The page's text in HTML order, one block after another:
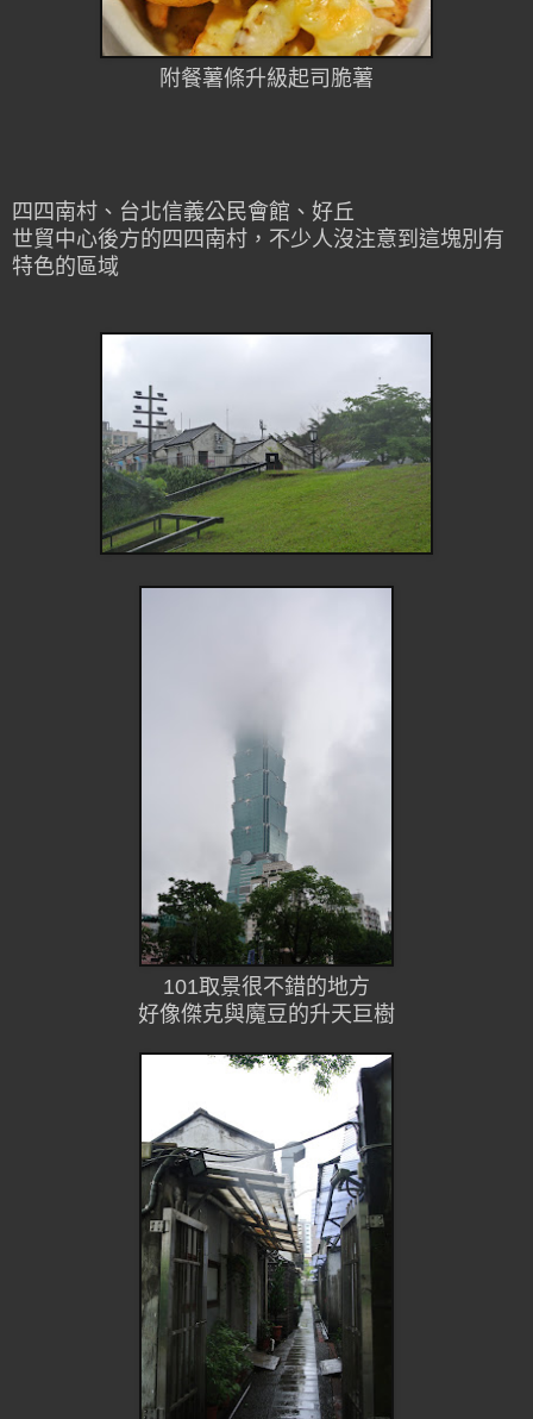
附餐薯條升級起司脆薯
四四南村、台北信義公民會館、好丘
世貿中心後方的四四南村，不少人沒注意到這塊別有
特色的區域
101取景很不錯的地方
好像傑克與魔豆的升天巨樹